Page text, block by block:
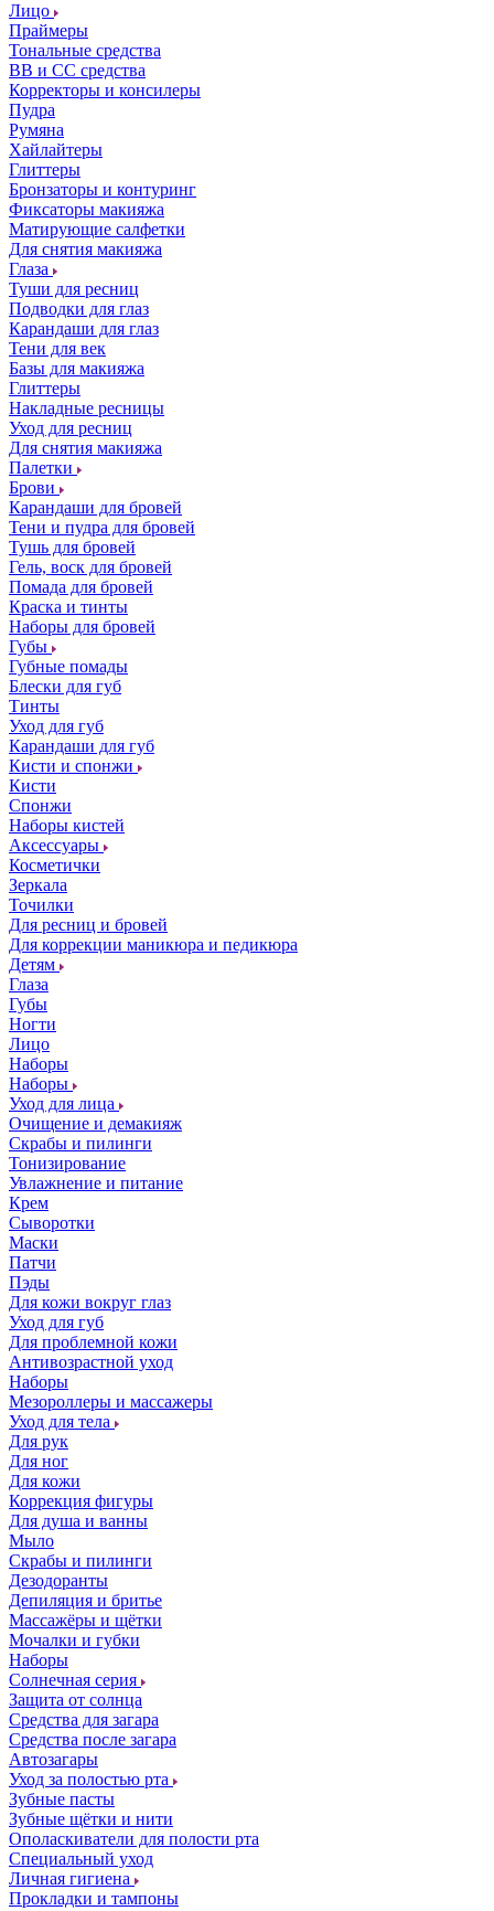
Лицо
Праймеры
Тональные средства
ВВ и СС средства
Корректоры и консилеры
Пудра
Румяна
Хайлайтеры
Глиттеры
Бронзаторы и контуринг
Фиксаторы макияжа
Матирующие салфетки
Для снятия макияжа
Глаза
Туши для ресниц
Подводки для глаз
Карандаши для глаз
Тени для век
Базы для макияжа
Глиттеры
Накладные ресницы
Уход для ресниц
Для снятия макияжа
Палетки
Брови
Карандаши для бровей
Тени и пудра для бровей
Тушь для бровей
Гель, воск для бровей
Помада для бровей
Краска и тинты
Наборы для бровей
Губы
Губные помады
Блески для губ
Тинты
Уход для губ
Карандаши для губ
Кисти и спонжи
Кисти
Спонжи
Наборы кистей
Аксессуары
Косметички
Зеркала
Точилки
Для ресниц и бровей
Для коррекции маникюра и педикюра
Детям
Глаза
Губы
Ногти
Лицо
Наборы
Наборы
Уход для лица
Очищение и демакияж
Скрабы и пилинги
Тонизирование
Увлажнение и питание
Крем
Сыворотки
Маски
Патчи
Пэды
Для кожи вокруг глаз
Уход для губ
Для проблемной кожи
Антивозрастной уход
Наборы
Мезороллеры и массажеры
Уход для тела
Для рук
Для ног
Для кожи
Коррекция фигуры
Для душа и ванны
Мыло
Скрабы и пилинги
Дезодоранты
Депиляция и бритье
Массажёры и щётки
Мочалки и губки
Наборы
Солнечная серия
Защита от солнца
Средства для загара
Средства после загара
Автозагары
Уход за полостью рта
Зубные пасты
Зубные щётки и нити
Ополаскиватели для полости рта
Специальный уход
Личная гигиена
Прокладки и тампоны